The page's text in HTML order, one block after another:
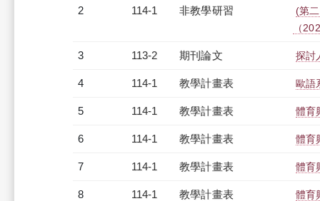
2 114-1 非教學研習
(第
（
3 113-2 期刊論文 探討
4 114-1 教學計畫表 歐語
5 114-1 教學計畫表 體育
6 114-1 教學計畫表 體育
7 114-1 教學計畫表 體育
8 114-1 教學計畫表 體育